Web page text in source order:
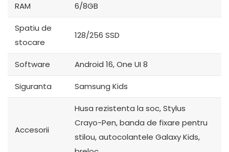
RAM 6/8GB
Spatiu de
stocare
128/256 SSD
Software Android 16, One UI 8
Siguranta Samsung Kids
Accesorii
Husa rezistenta la soc, Stylus
Crayo-Pen, banda de fixare pentru
stilou, autocolantele Galaxy Kids,